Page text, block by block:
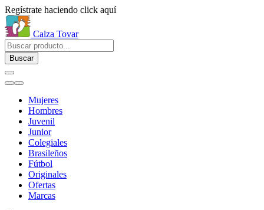
Regístrate haciendo click aquí
Calza Tovar
Buscar
Mujeres
Hombres
Juvenil
Junior
Colegiales
Brasileños
Fútbol
Originales
Ofertas
Marcas